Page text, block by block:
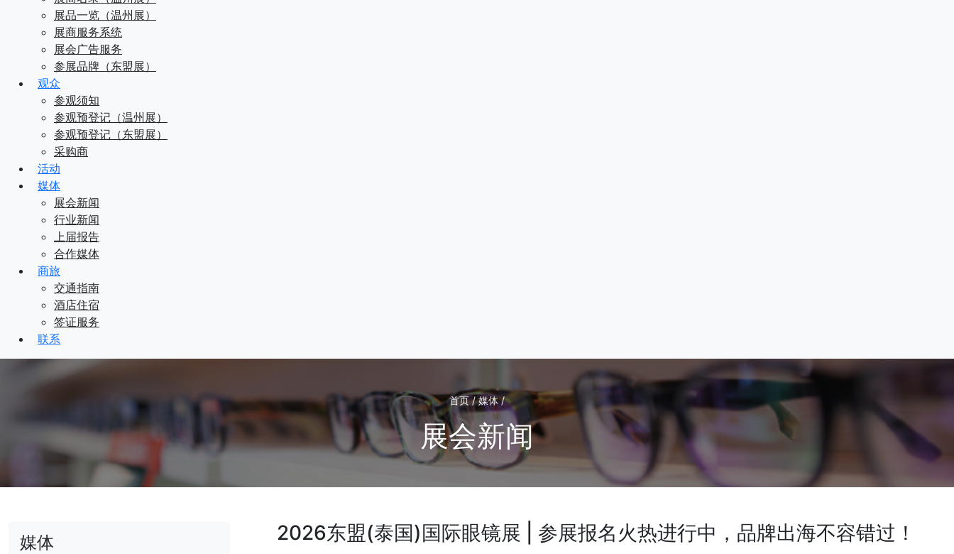
展品一览（温州展）
展商服务系统
展会广告服务
参展品牌（东盟展）
观众
参观须知
参观预登记（温州展）
参观预登记（东盟展）
采购商
活动
媒体
展会新闻
行业新闻
上届报告
合作媒体
商旅
交通指南
酒店住宿
签证服务
联系
首页 / 媒体 /
展会新闻
媒体 2026东盟(泰国)国际眼镜展 | 参展报名火热进行中，品牌出海不容错过！